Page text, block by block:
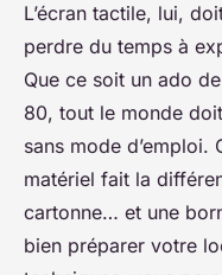
L’écran tactile, lui,
perdre du temps à
Que ce soit un ado
80, tout le monde
sans mode d’emploi.
matériel fait la
cartonne… et une
bien préparer votre